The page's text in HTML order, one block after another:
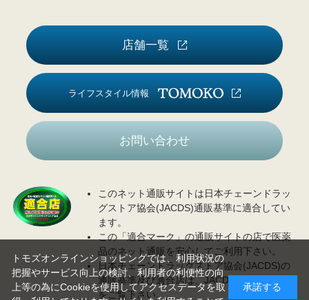
店舗一覧
ライフスタイル情報
お問い合わせ
このネット通販サイトは日本チェーンドラッ
グストア協会(JACDS)通販基準に適合してい
ます。
この「適合マーク」の通販サイトの店で医薬
品のネット通販を安心してご利用下さい。
日本チェーンドラッグストア協会(JACDS)の
通販基準及び適合店は、JACDS
ホームページ
をご覧下さい。
トモズオンラインショッピングでは、利用状況の
把握やサービス向上の検討、利用者の利便性の向
上等の為にCookieを使用してアクセスデータを取
承諾する